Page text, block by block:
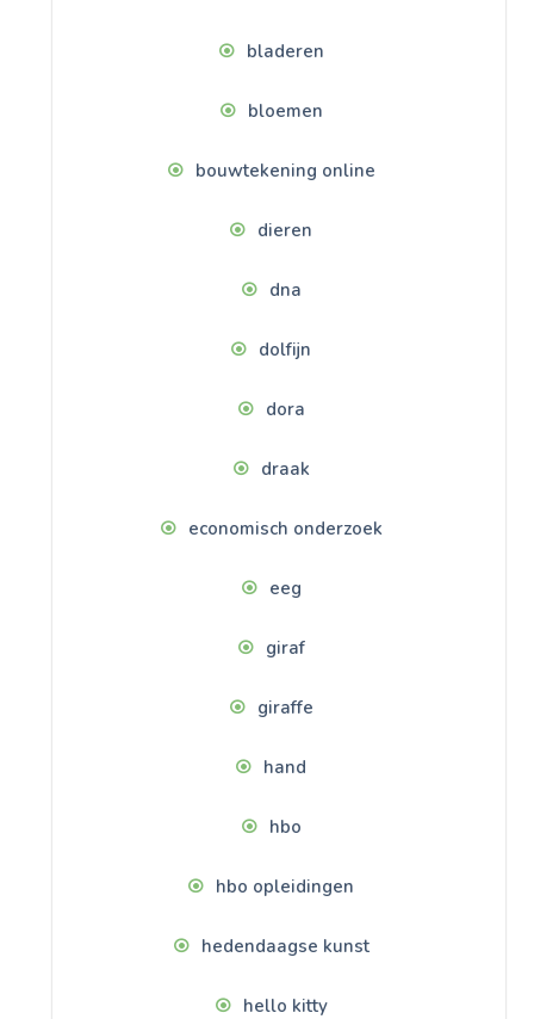
bladeren
bloemen
bouwtekening online
dieren
dna
dolfijn
dora
draak
economisch onderzoek
eeg
giraf
giraffe
hand
hbo
hbo opleidingen
hedendaagse kunst
hello kitty